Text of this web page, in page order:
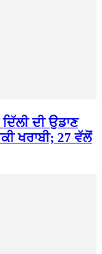
ਦੀ ਉਡਾਣ
ਖਰਾਬੀ; 27 ਵੱਲੋਂ